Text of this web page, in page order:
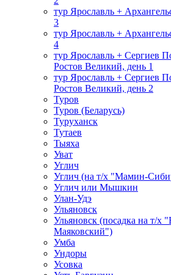
тур Ярославль +
3
тур Ярославль +
4
тур Ярославль + Сергиев
Ростов Великий, день 1
тур Ярославль + Сергиев
Ростов Великий, день 2
Туров
Туров (Беларусь)
Туруханск
Тутаев
Тыяха
Уват
Углич
Углич (на т/х "Мамин-
Углич или Мышкин
Улан-Удэ
Ульяновск
Ульяновск (посадка на т/х
Маяковский")
Умба
Ундоры
Усовка